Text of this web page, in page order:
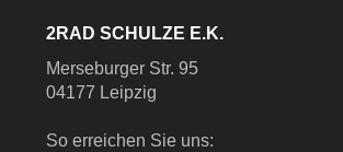
2RAD SCHULZE E.K.
Merseburger Str. 95
04177 Leipzig
So erreichen Sie uns: